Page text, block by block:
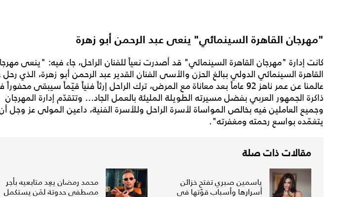
"مهرجان القاهرة السينمائي" ينعى عبد الرحمن أبو زهرة
كانت إدارة "مهرجان القاهرة السينمائي" قد أصدرت نعياً للفنان الراحل، جاء فيه: "ينعى
القاهرة السينمائي الدولي ببالغ الحزن والأسى الفنان القدير عبد الرحمن أبو زهرة، الذي
عالمنا عن عمر ناهز 92 عاماً بعد معاناة مع المرض، ترك الراحل إرثاً فنياً قيّماً سيبقى
ذاكرة الجمهور العربي بفضل مسيرته الطويلة المليئة بالعمل الجاد... ​وتتقدّم إدارة المهرجان
وجميع العاملين فيه بخالص المواساة لأسرة الراحل وللأسرة الفنية، داعين المولى عز وجل
يتغمّده بواسع رحمته ومغفرته".
مقالات ذات صلة
ياسمين صبري تفتح خزائن
أسرارها وأسباب قوّتها في
محمد رمضان يعِد متابعيه بأجر
مصطفى حدوتة لمَن يستكمل